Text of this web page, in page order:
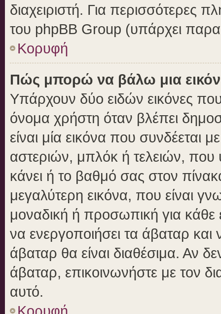
διαχειριστή. Για περισσότερες
του phpBB Group (υπάρχει
Κορυφή
Πώς μπορώ να βάλω μια
Υπάρχουν δύο ειδών εικόνες
όνομα χρήστη όταν βλέπει
είναι μία εικόνα που
αστεριών, μπλόκ ή τελειών, που
κάνει ή το βαθμό σας στον
μεγαλύτερη εικόνα, που είναι
μοναδική ή προσωπική για κάθε
να ενεργοποιήσει τα άβαταρ και
άβαταρ θα είναι διαθέσιμα. Αν
άβαταρ, επικοινωνήστε με τον
αυτό.